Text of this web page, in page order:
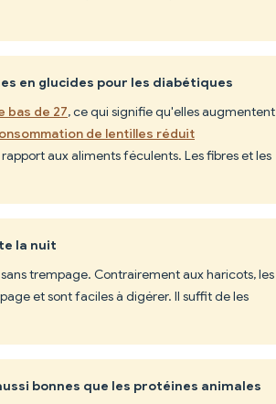
en glucides pour les diabétiques
bas de 27, ce qui signifie qu'elles augmentent
de lentilles réduit
aux aliments féculents. Les fibres et les
la nuit
trempage. Contrairement aux haricots, les
et sont faciles à digérer. Il suffit de les
bonnes que les protéines animales